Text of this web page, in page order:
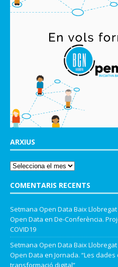
ARXIUS
COMENTARIS RECENTS
Setmana Open Data Baix
Open Data en De-Conferència.
COVID19
Setmana Open Data Baix
Open Data en Jornada. “Les
transformació digital”